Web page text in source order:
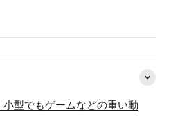
小型でもゲームなどの重い動